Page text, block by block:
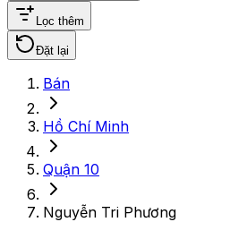
Lọc thêm
Đặt lại
Bán
Hồ Chí Minh
Quận 10
Nguyễn Tri Phương